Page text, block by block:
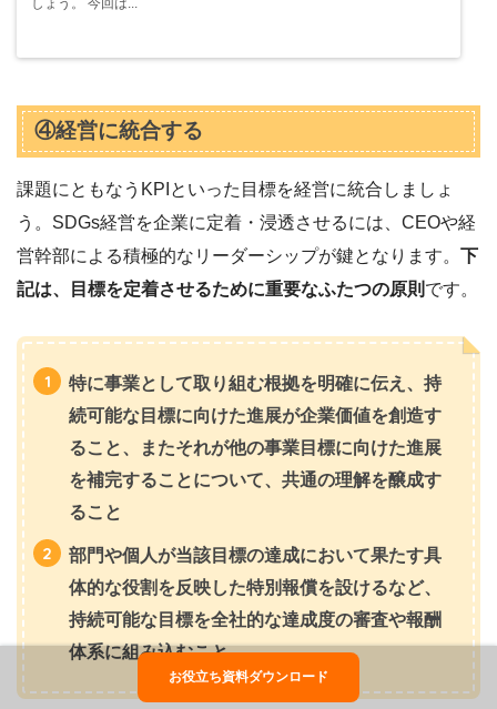
④経営に統合する
課題にともなうKPIといった目標を経営に統合しましょ
う。SDGs経営を企業に定着・浸透させるには、CEOや経
営幹部による積極的なリーダーシップが鍵となります。 下
記は、目標を定着させるために重要なふたつの原則 です。
特に事業として取り組む根拠を明確に伝え、持
続可能な目標に向けた進展が企業価値を創造す
ること、またそれが他の事業目標に向けた進展
を補完することについて、共通の理解を醸成す
ること
部門や個人が当該目標の達成において果たす具
体的な役割を反映した特別報償を設けるなど、
持続可能な目標を全社的な達成度の審査や報酬
体系に組み込むこと
お役立ち資料ダウンロード